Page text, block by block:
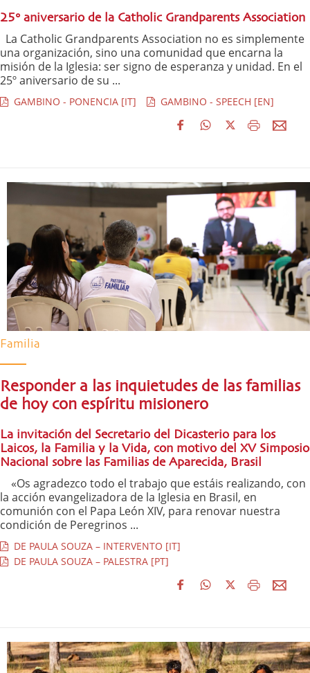
25° aniversario de la Catholic Grandparents Association
La Catholic Grandparents Association no es simplemente
una organización, sino una comunidad que encarna la
misión de la Iglesia: ser signo de esperanza y unidad. En el
25º aniversario de su ...
GAMBINO - PONENCIA [IT] GAMBINO - SPEECH [EN]
Familia
Responder a las inquietudes de las familias
de hoy con espíritu misionero
La invitación del Secretario del Dicasterio para los
Laicos, la Familia y la Vida, con motivo del XV Simposio
Nacional sobre las Familias de Aparecida, Brasil
«Os agradezco todo el trabajo que estáis realizando, con
la acción evangelizadora de la Iglesia en Brasil, en
comunión con el Papa León XIV, para renovar nuestra
condición de Peregrinos ...
DE PAULA SOUZA – INTERVENTO [IT]
DE PAULA SOUZA – PALESTRA [PT]